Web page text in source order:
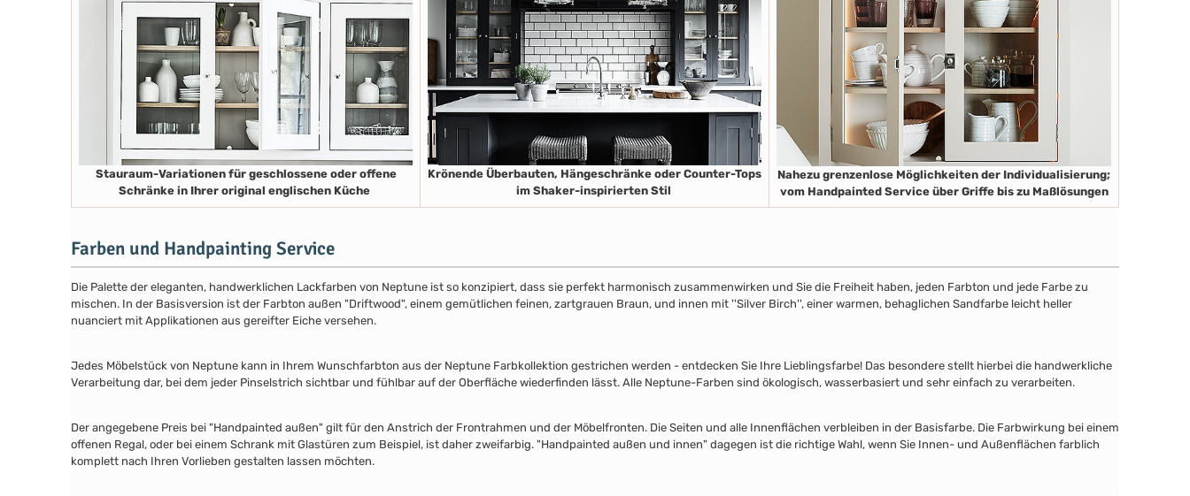
Stauraum-Variationen für geschlossene oder offene
Schränke in Ihrer original englischen Küche
Krönende Überbauten, Hängeschränke oder Counter-Tops
im Shaker-inspirierten Stil
Nahezu grenzenlose Möglichkeiten der Individualisierung;
vom Handpainted Service über Griffe bis zu Maßlösungen
Farben und Handpainting Service
Die Palette der eleganten, handwerklichen Lackfarben von Neptune ist so konzipiert, dass sie perfekt harmonisch zusammenwirken und Sie die Freiheit haben, jeden Farbton und jede Farbe zu
mischen. In der Basisversion ist der Farbton außen "Driftwood", einem gemütlichen feinen, zartgrauen Braun, und innen mit ''Silver Birch'', einer warmen, behaglichen Sandfarbe leicht heller
nuanciert mit Applikationen aus gereifter Eiche versehen.
Jedes Möbelstück von Neptune kann in Ihrem Wunschfarbton aus der Neptune Farbkollektion gestrichen werden - entdecken Sie Ihre Lieblingsfarbe! Das besondere stellt hierbei die handwerkliche
Verarbeitung dar, bei dem jeder Pinselstrich sichtbar und fühlbar auf der Oberfläche wiederfinden lässt. Alle Neptune-Farben sind ökologisch, wasserbasiert und sehr einfach zu verarbeiten.
Der angegebene Preis bei "Handpainted außen" gilt für den Anstrich der Frontrahmen und der Möbelfronten. Die Seiten und alle Innenflächen verbleiben in der Basisfarbe. Die Farbwirkung bei einem
offenen Regal, oder bei einem Schrank mit Glastüren zum Beispiel, ist daher zweifarbig. "Handpainted außen und innen" dagegen ist die richtige Wahl, wenn Sie Innen- und Außenflächen farblich
komplett nach Ihren Vorlieben gestalten lassen möchten.